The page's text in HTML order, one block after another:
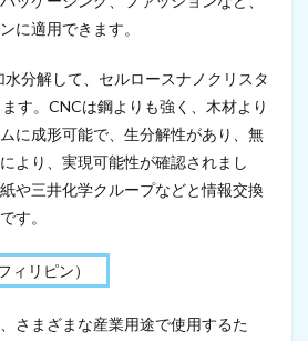
に適用できます。
分解して、セルロースナノクリスタ
す。CNCは鋼よりも強く、木材より
に成形可能で、生分解性があり、無
より、実現可能性が確認されまし
や三井化学クループなどと情報交換
す。
ィリピン）
さまざまな産業用途で使用するた